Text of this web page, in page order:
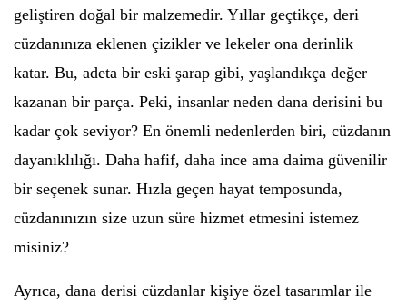
geliştiren doğal bir malzemedir. Yıllar geçtikçe, deri
cüzdanınıza eklenen çizikler ve lekeler ona derinlik
katar. Bu, adeta bir eski şarap gibi, yaşlandıkça değer
kazanan bir parça. Peki, insanlar neden dana derisini bu
kadar çok seviyor? En önemli nedenlerden biri, cüzdanın
dayanıklılığı. Daha hafif, daha ince ama daima güvenilir
bir seçenek sunar. Hızla geçen hayat temposunda,
cüzdanınızın size uzun süre hizmet etmesini istemez
misiniz?
Ayrıca, dana derisi cüzdanlar kişiye özel tasarımlar ile